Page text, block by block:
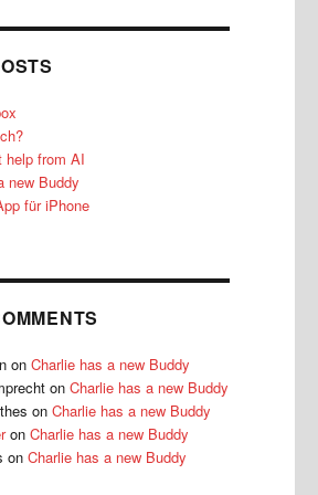
help from AI
new Buddy
für iPhone
onCharlie has a new Buddy
onCharlie has a new Buddy
onCharlie has a new Buddy
onCharlie has a new Buddy
onCharlie has a new Buddy